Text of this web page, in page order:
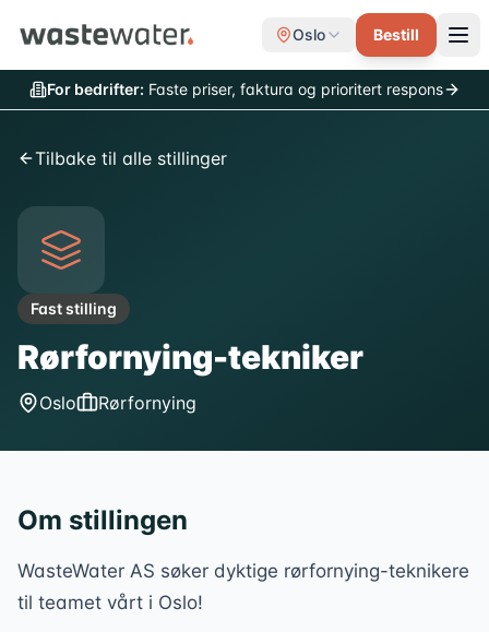
Oslo Bestill
For bedrifter: Faste priser, faktura og prioritert respons
Tilbake til alle stillinger
Fast stilling
Rørfornying-tekniker
Oslo Rørfornying
Om stillingen
WasteWater AS søker dyktige rørfornying-teknikere
til teamet vårt i Oslo!